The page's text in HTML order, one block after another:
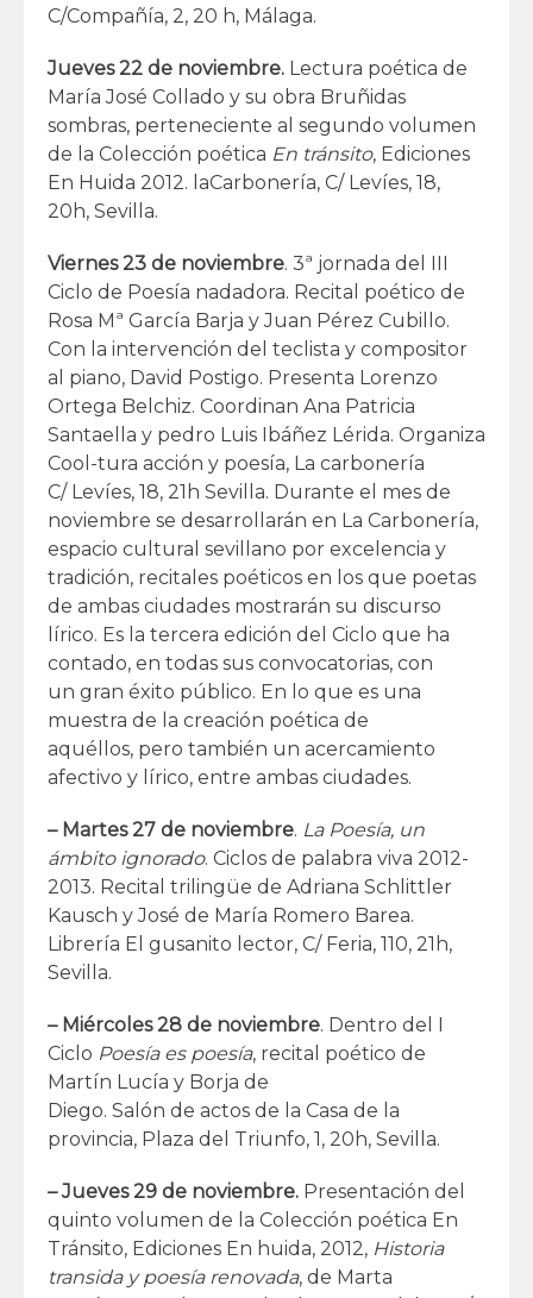
C/Compañía, 2, 20 h, Málaga.
Jueves 22 de noviembre. Lectura poética de
María José Collado y su obra Bruñidas
sombras, perteneciente al segundo volumen
de la Colección poética En tránsito, Ediciones
En Huida 2012. laCarbonería, C/ Levíes, 18,
20h, Sevilla.
Viernes 23 de noviembre. 3ª jornada del III
Ciclo de Poesía nadadora. Recital poético de
Rosa Mª García Barja y Juan Pérez Cubillo.
Con la intervención del teclista y compositor
al piano, David Postigo. Presenta Lorenzo
Ortega Belchiz. Coordinan Ana Patricia
Santaella y pedro Luis Ibáñez Lérida. Organiza
Cool-tura acción y poesía, La carbonería
C/ Levíes, 18, 21h Sevilla. Durante el mes de
noviembre se desarrollarán en La Carbonería,
espacio cultural sevillano por excelencia y
tradición, recitales poéticos en los que poetas
de ambas ciudades mostrarán su discurso
lírico. Es la tercera edición del Ciclo que ha
contado, en todas sus convocatorias, con
un gran éxito público. En lo que es una
muestra de la creación poética de
aquéllos, pero también un acercamiento
afectivo y lírico, entre ambas ciudades.
– Martes 27 de noviembre. La Poesía, un
ámbito ignorado. Ciclos de palabra viva 2012-
2013. Recital trilingüe de Adriana Schlittler
Kausch y José de María Romero Barea.
Librería El gusanito lector, C/ Feria, 110, 21h,
Sevilla.
– Miércoles 28 de noviembre. Dentro del I
Ciclo Poesía es poesía, recital poético de
Martín Lucía y Borja de
Diego. Salón de actos de la Casa de la
provincia, Plaza del Triunfo, 1, 20h, Sevilla.
– Jueves 29 de noviembre. Presentación del
quinto volumen de la Colección poética En
Tránsito, Ediciones En huida, 2012, Historia
transida y poesía renovada, de Marta